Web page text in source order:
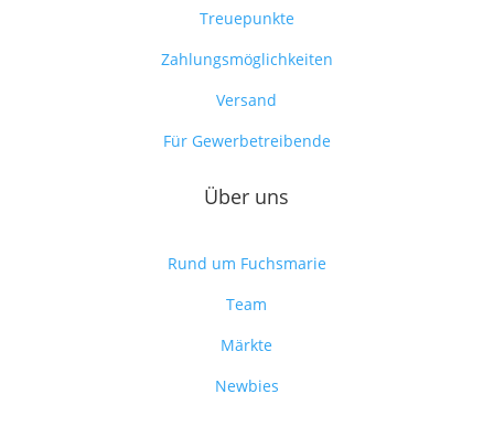
Treuepunkte
Zahlungsmöglichkeiten
Versand
Für Gewerbetreibende
Über uns
Rund um Fuchsmarie
Team
Märkte
Newbies